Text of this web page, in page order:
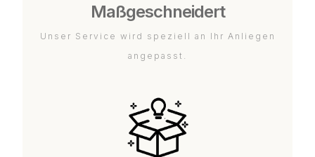
Maßgeschneidert
Unser Service wird speziell an Ihr Anliegen
angepasst.